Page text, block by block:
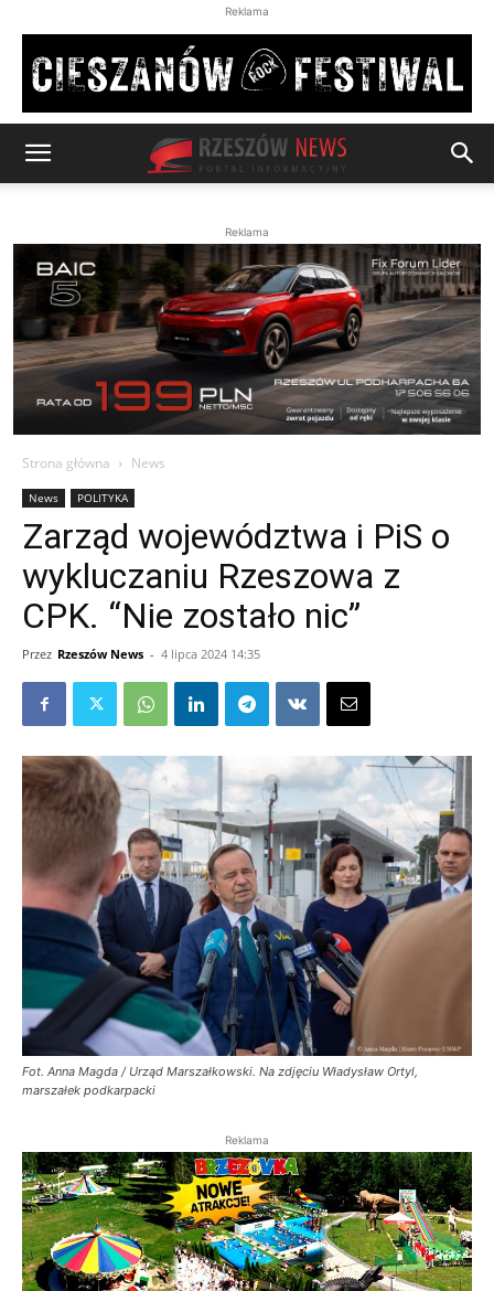
Reklama
Reklama
Strona główna News
News POLITYKA
Zarząd województwa i PiS o
wykluczaniu Rzeszowa z
CPK. “Nie zostało nic”
Przez Rzeszów News - 4 lipca 2024 14:35
Fot. Anna Magda / Urząd Marszałkowski. Na zdjęciu Władysław Ortyl,
marszałek podkarpacki
Reklama